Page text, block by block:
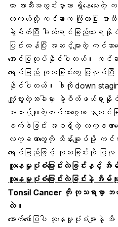
ဟာ အာသီးအတွင်းမှာသာ ရှိနေသေ
တကယ်လို့ ကင်ဆာက ကြီးလာပြီး အာ
ခွဲစိတ်ပြီး ဓါတ်ရောင်ခြည်ပေးရ
ပြင်းထန်ပြီး အဆင့်များတဲ့ က
အောင်ပြုလုပ်နိုင်ပါတယ်။ ကင်ဆာ
ရောင်ခြည် ကုသခြင်းတွေ ပြုလုပ်ပ
နိုင်ပါတယ်။ ဒါကို down
ကျုံ့သွားတဲ့အခါမှာ ခွဲစိတ်ဖယ်ရှား
အဆင့်များတဲ့ကင်ဆာတွေဟာ နာကျင်
ခက်ခဲခြင်း အစရှိတဲ့ လက္ခဏာ
လက္ခဏာတွေကို ထိန်းချုပ်ဖို့ ကင်ဆ
ရောင်ခြည်ဖြင့် ကုသခြင်းကို ပ
လူနေမှုပုံစံပြောင်းလဲခြင်းနှင့် အိမ်သုံ
လူနေမှုပုံစံပြောင်းလဲခြင်းနဲ့ အိမ်သုံ
Tonsil Cancer ကို ကုသရာမှာ
လဲ။
အောက်ဖော်ပြပါ လူနေမှုပုံစံများနဲ့